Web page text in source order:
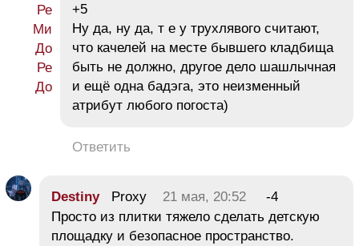
+5
Ну да, ну да, т е у трухлявого считают,
что качелей на месте бывшего кладбища
быть не должно, другое дело шашлычная
и ещё одна бадэга, это неизменный
атрибут любого погоста)
Ответить
DestinyProxy 21 мая, 20:52
-4
Просто из плитки тяжело сделать детскую
площадку и безопасное пространство.